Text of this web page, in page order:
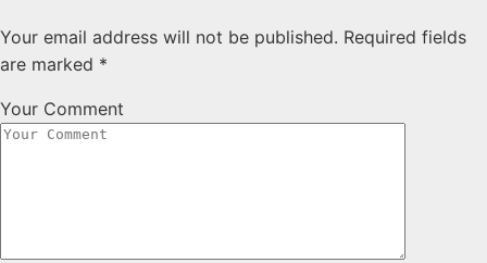
Your email address will not be published. Required fields
are marked *
Your Comment